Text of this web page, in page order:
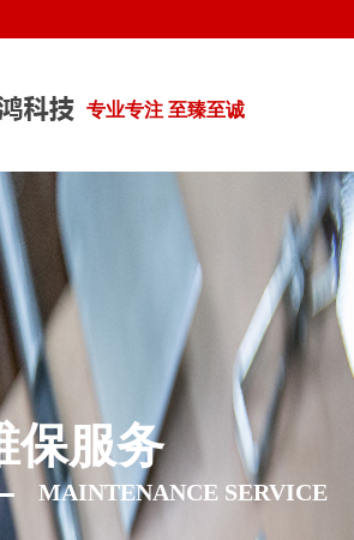
专业专注 至臻至诚
保服务
MAINTENANCE SERVICE